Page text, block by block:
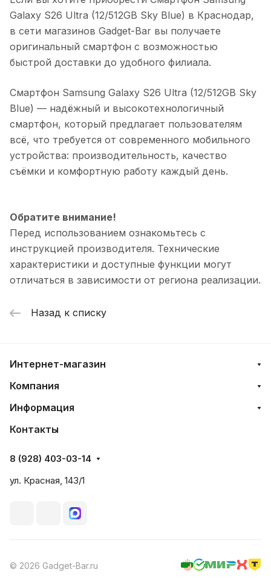
Galaxy S26 Ultra (12/512GB Sky Blue) в Краснодар,
в сети магазинов Gadget-Bar вы получаете
оригинальный смартфон с возможностью
быстрой доставки до удобного филиала.
Смартфон Samsung Galaxy S26 Ultra (12/512GB Sky
Blue) — надёжный и высокотехнологичный
смартфон, который предлагает пользователям
всё, что требуется от современного мобильного
устройства: производительность, качество
съёмки и комфортную работу каждый день.
Обратите внимание!
Перед использованием ознакомьтесь с
инструкцией производителя. Технические
характеристики и доступные функции могут
отличаться в зависимости от региона реализации.
Назад к списку
Интернет-магазин
Компания
Информация
Контакты
8 (928) 403-03-14
ул. Красная, 143/1
© 2026 Gadget-Bar.ru